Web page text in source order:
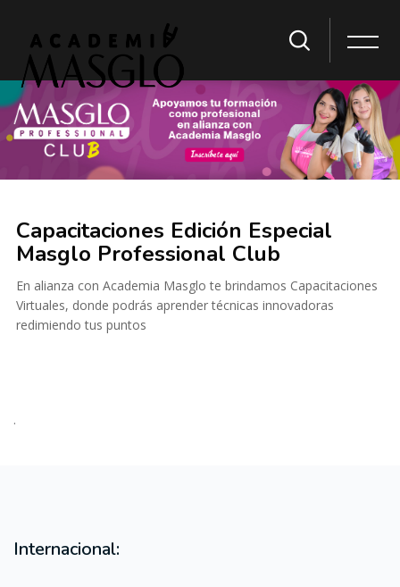
Saltar al contenido principal
Saltar [Cocoon] Custom HTML
Capacitaciones Edición Especial
Masglo Professional Club
En alianza con Academia Masglo te brindamos Capacitaciones
Virtuales, donde podrás aprender técnicas innovadoras
redimiendo tus puntos
.
Internacional: